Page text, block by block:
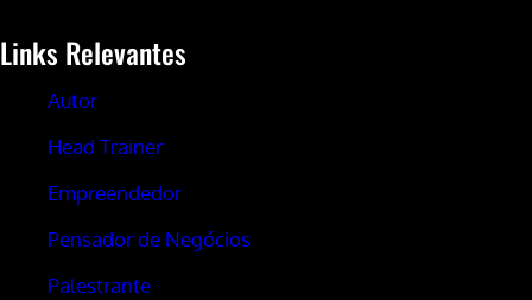
Links Relevantes
Autor
Head Trainer
Empreendedor
Pensador de Negócios
Palestrante